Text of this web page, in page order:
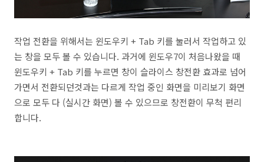
작업 전환을 위해서는 윈도우키 + Tab 키를 눌러서 작업하고 있
는 창을 모두 볼 수 있습니다. 과거에 윈도우7이 처음나왔을 때
윈도우키 + Tab 키를 누르면 창이 슬라이스 창전환 효과로 넘어
가면서 전환되던것과는 다르게 작업 중인 화면을 미리보기 화면
으로 모두 다 (실시간 화면) 볼 수 있으므로 창전환이 무척 편리
합니다.